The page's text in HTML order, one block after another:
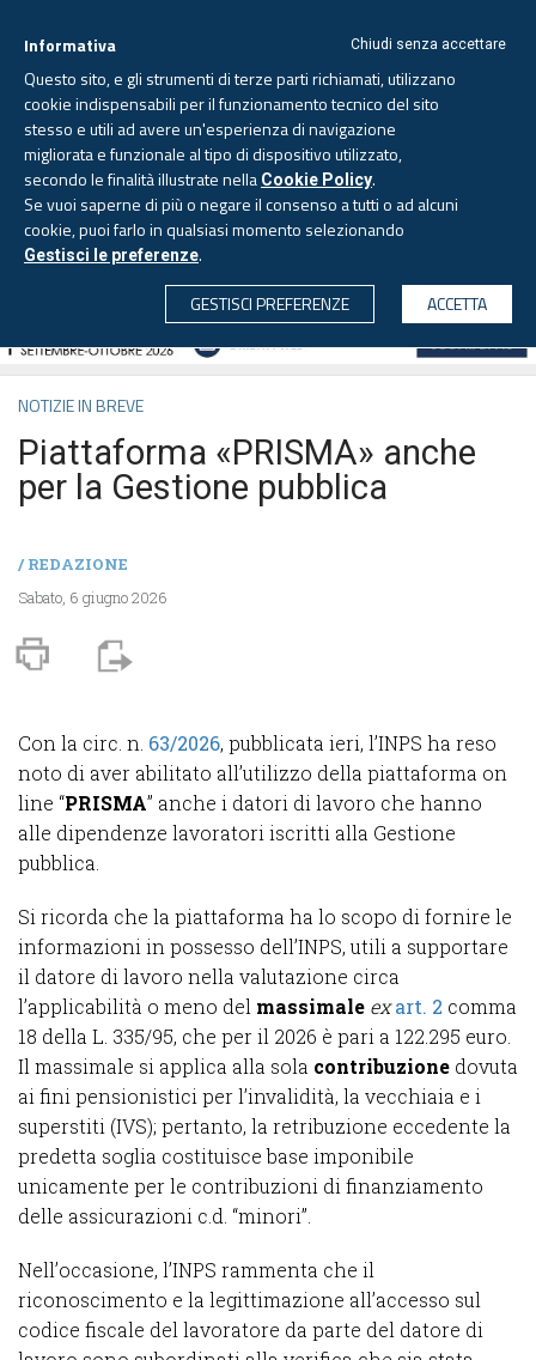
CERCA
Giovedì, 6 agosto 2026 - Aggiornato alle 6.00
NOTIZIE IN BREVE
Piattaforma «PRISMA» anche
per la Gestione pubblica
/REDAZIONE
Sabato, 6 giugno 2026
Con la circ. n. 63/2026, pubblicata ieri, l’INPS ha reso
noto di aver abilitato all’utilizzo della piattaforma on
line “PRISMA” anche i datori di lavoro che hanno
alle dipendenze lavoratori iscritti alla Gestione
pubblica.
Si ricorda che la piattaforma ha lo scopo di fornire le
informazioni in possesso dell’INPS, utili a supportare
il datore di lavoro nella valutazione circa
l’applicabilità o meno del massimale ex art. 2 comma
18 della L. 335/95, che per il 2026 è pari a 122.295 euro.
Il massimale si applica alla sola contribuzione dovuta
ai fini pensionistici per l’invalidità, la vecchiaia e i
superstiti (IVS); pertanto, la retribuzione eccedente la
predetta soglia costituisce base imponibile
unicamente per le contribuzioni di finanziamento
delle assicurazioni c.d. “minori”.
Nell’occasione, l’INPS rammenta che il
riconoscimento e la legittimazione all’accesso sul
codice fiscale del lavoratore da parte del datore di
Chiudi senza accettare
Informativa
Questo sito, e gli strumenti di terze parti richiamati, utilizzano
cookie indispensabili per il funzionamento tecnico del sito
stesso e utili ad avere un'esperienza di navigazione
migliorata e funzionale al tipo di dispositivo utilizzato,
secondo le finalità illustrate nella Cookie Policy.
Se vuoi saperne di più o negare il consenso a tutti o ad alcuni
cookie, puoi farlo in qualsiasi momento selezionando
Gestisci le preferenze.
GESTISCI PREFERENZE
ACCETTA